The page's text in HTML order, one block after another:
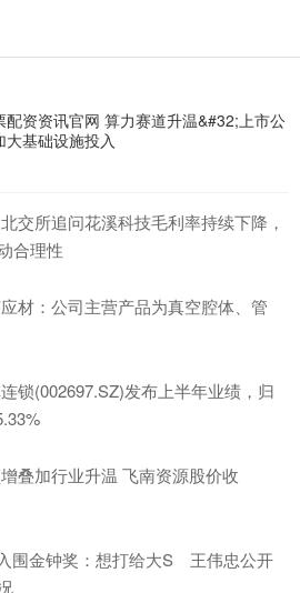
配资资讯官网 算力赛道升温&#32;上市公
大基础设施投入
交所追问花溪科技毛利率持续下降，
合理性
材：公司主营产品为真空腔体、管
锁(002697.SZ)发布上半年业绩，归
叠加行业升温 飞南资源股价收
围金钟奖：想打给大S 王伟忠公开